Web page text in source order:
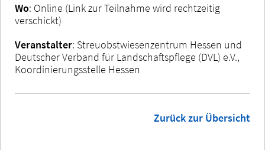
Wo: Online (Link zur Teilnahme wird rechtzeitig
verschickt)
Veranstalter: Streuobstwiesenzentrum Hessen und
Deutscher Verband für Landschaftspflege (DVL) e.V.,
Koordinierungsstelle Hessen
Zurück zur Übersicht